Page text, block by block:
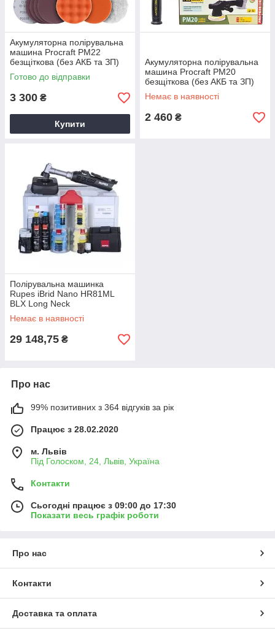
Акумуляторна полірувальна
машина Procraft PM22
безщіткова (без АКБ та ЗП)
Готово до відправки
3 300 ₴
Купити
Акумуляторна полірувальна
машина Procraft PM20
безщіткова (без АКБ та ЗП)
Немає в наявності
2 460 ₴
Полірувальна машинка
Rupes iBrid Nano HR81ML
BLX Long Neck
Немає в наявності
29 148,75 ₴
Про нас
99% позитивних з 364 відгуків за рік
Працює з 28.02.2020
м. Львів
Під Голоском, 24, Львів, Україна
Контакти
Сьогодні працює з 09:00 до 17:30
Показати весь графік роботи
Про нас
Контакти
Доставка та оплата